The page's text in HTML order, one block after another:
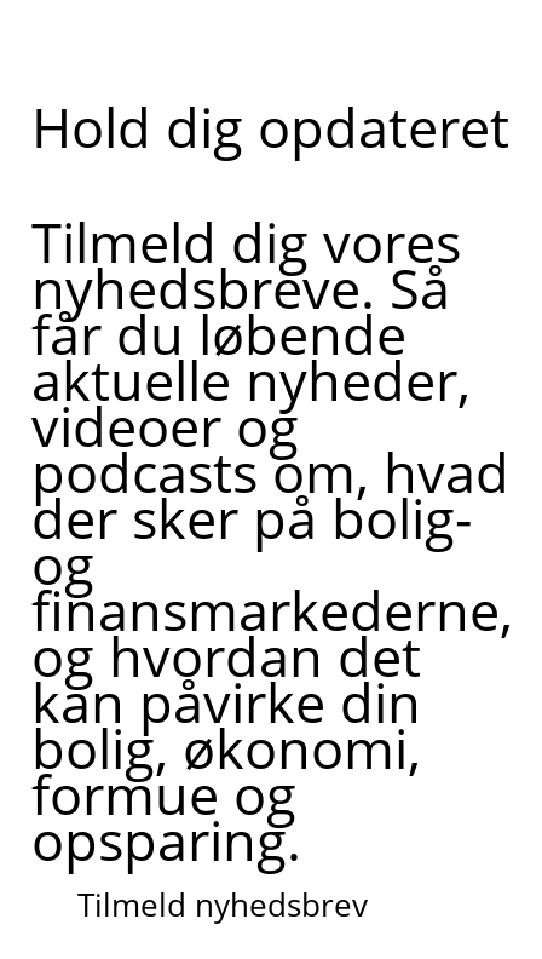
Hold dig opdateret
Tilmeld dig vores
nyhedsbreve. Så
får du løbende
aktuelle nyheder,
videoer og
podcasts om, hvad
der sker på bolig-
og
finansmarkederne,
og hvordan det
kan påvirke din
bolig, økonomi,
formue og
opsparing.
Tilmeld nyhedsbrev